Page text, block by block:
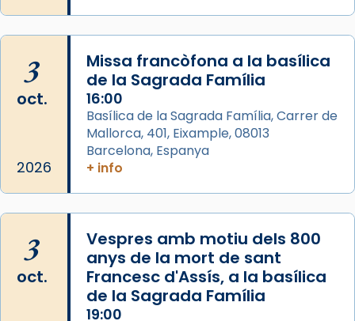
Memòria de les santes Juliana i
Semproniana, verges i màrtirs.
Acompanyant la història de sant Cugat, a
partir de l’Edat Mitjana sorgeix la tradició
que les santes Juliana (“relatiu a Júlia”) i
Semproniana (“relatiu a Semprònia =
eterna”) són deixebles seves. I l’any 1667, el
frare Joan Gaspar Roig, afirma en una obra
que les santes són filles de l’antiga Iluro.
Mataró en reivindicarà les relíquies fins que
les aconseguirà el 1772. L’ofici que es canta
a la “Missa de les Santes” (“Missa de
Glòria”) fou composta el 1848 per Mn.
Manuel Blanch, amb aire d’òpera
3
oct.
2026
Missa francòfona a la basílica
de la Sagrada Família
16:00
Basílica de la Sagrada Família, Carrer de
Mallorca, 401, Eixample, 08013
Barcelona, Espanya
+ info
3
oct.
Vespres amb motiu dels 800
anys de la mort de sant
Francesc d'Assís, a la basílica
de la Sagrada Família
19:00